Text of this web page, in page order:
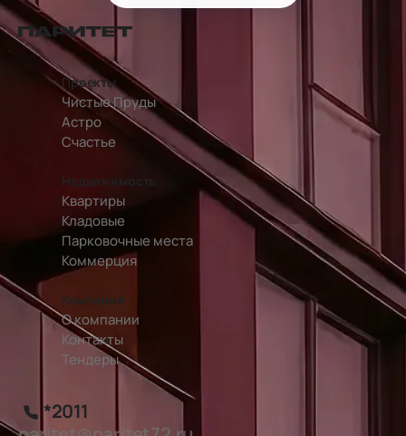
Проекты
Чистые Пруды
Астро
Счастье
Недвижимость
Квартиры
Кладовые
Парковочные места
Коммерция
Компания
О компании
Контакты
Тендеры
*2011